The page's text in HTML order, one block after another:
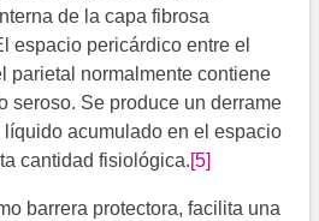
de la capa fibrosa
espacio pericárdico entre el
parietal normalmente contiene
seroso. Se produce un derrame
acumulado en el espacio
cantidad fisiológica.[5]
barrera protectora, facilita una